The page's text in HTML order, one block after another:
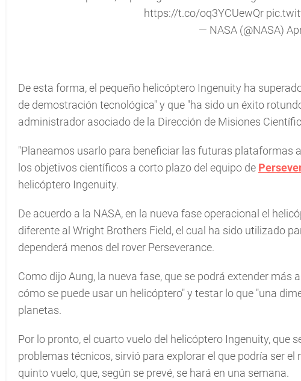
https://t.co/oq3YCUewQr
— NASA (@NASA)
De esta forma, el pequeño helicóptero Ingenuity ha
de demostración tecnológica" y que "ha sido un éxito
administrador asociado de la Dirección de Misiones
"Planeamos usarlo para beneficiar las futuras plataformas
los objetivos científicos a corto plazo del equipo de
helicóptero Ingenuity.
De acuerdo a la NASA, en la nueva fase operacional el
diferente al Wright Brothers Field, el cual ha sido utilizado
dependerá menos del rover Perseverance.
Como dijo Aung, la nueva fase, que se podrá extender
cómo se puede usar un helicóptero" y testar lo que "una
planetas.
Por lo pronto, el cuarto vuelo del helicóptero Ingenuity, que
problemas técnicos, sirvió para explorar el que podría ser
quinto vuelo, que, según se prevé, se hará en una semana.